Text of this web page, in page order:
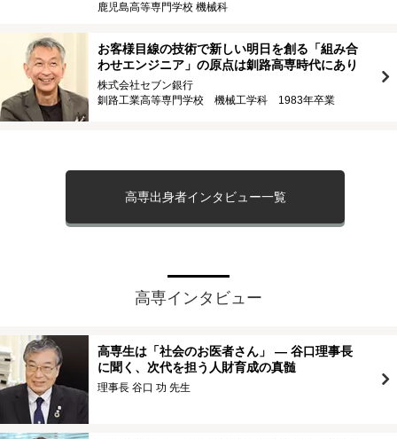
鹿児島高等専門学校 機械科
お客様目線の技術で新しい明日を創る「組み合
わせエンジニア」の原点は釧路高専時代にあり
株式会社セブン銀行
釧路工業高等専門学校 機械工学科 1983年卒業
高専出身者インタビュー一覧
高専インタビュー
高専生は「社会のお医者さん」 ― 谷口理事長
に聞く、次代を担う人財育成の真髄
理事長 谷口 功 先生